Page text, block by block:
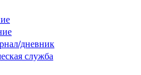
дневник
служба